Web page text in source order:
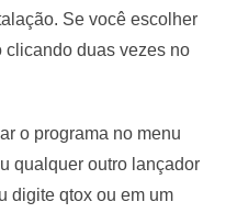
Se você escolher
clicando duas vezes no
o programa no menu
qualquer outro lançador
digite qtox ou em um